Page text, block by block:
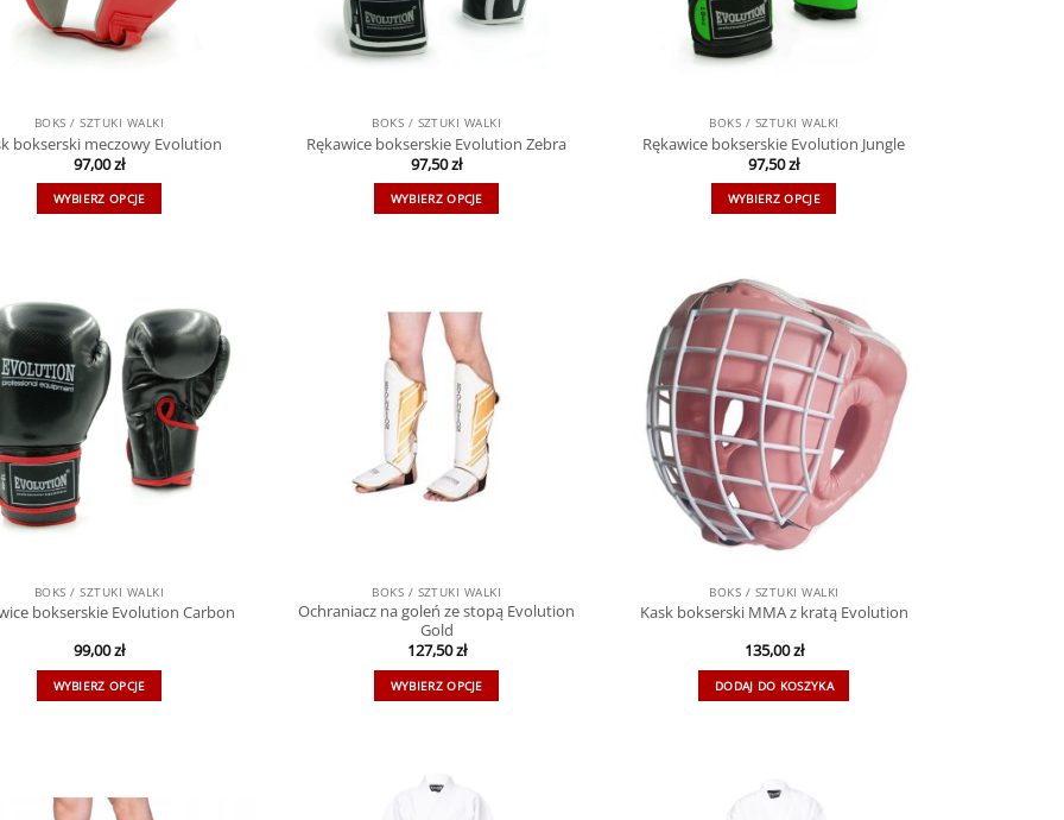
BOKS / SZTUKI WALKI
bokserski meczowy Evolution
97,00zł
WYBIERZ OPCJE
BOKS / SZTUKI WALKI
Rękawice bokserskie Evolution Zebra
97,50zł
WYBIERZ OPCJE
BOKS / SZTUKI WALKI
Rękawice bokserskie Evolution Jungle
97,50zł
WYBIERZ OPCJE
BOKS / SZTUKI WALKI
bokserskie Evolution Carbon
99,00zł
WYBIERZ OPCJE
BOKS / SZTUKI WALKI
Ochraniacz na goleń ze stopą Evolution
Gold
127,50zł
WYBIERZ OPCJE
BOKS / SZTUKI WALKI
Kask bokserski MMA z kratą Evolution
135,00zł
DODAJ DO KOSZYKA